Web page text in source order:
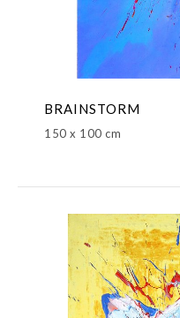
BRAINSTORM
150 x 100 cm